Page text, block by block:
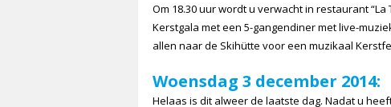
Om 18.30 uur wordt u verwacht in restaurant
Kerstgala met een 5-gangendiner met live-
allen naar de Skihütte voor een muzikaal
Woensdag 3 december 2014:
Helaas is dit alweer de laatste dag. Nadat u